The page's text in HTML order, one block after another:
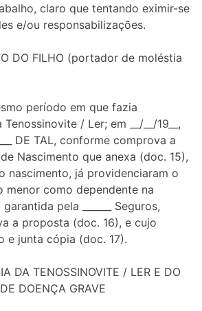
claro que tentando eximir-se
e/ou responsabilizações.
DO FILHO (portador de moléstia
período em que fazia
/ Ler; em __/__/19__,
DE TAL, conforme comprova a
Nascimento que anexa (doc. 15),
nascimento, já providenciaram o
menor como dependente na
pela ______ Seguros,
a proposta (doc. 16), e cujo
e junta cópia (doc. 17).
DA TENOSSINOVITE / LER E DO
DOENÇA GRAVE